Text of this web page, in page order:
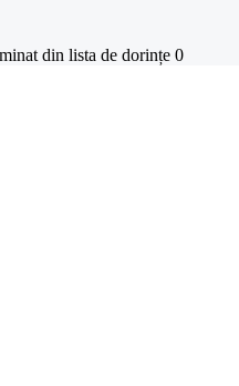
din lista de dorințe 0